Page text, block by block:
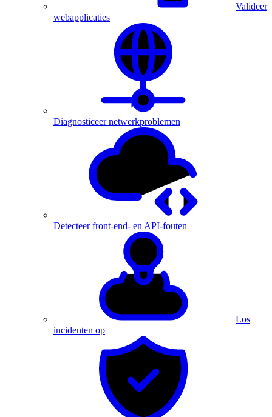
Valideer
webapplicaties
Diagnosticeer netwerkproblemen
Detecteer front-end- en API-fouten
Los
incidenten op